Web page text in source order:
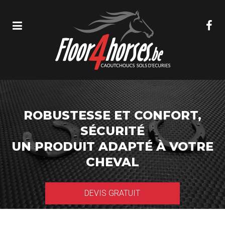
ROBUSTESSE ET CONFORT,
SÉCURITÉ
UN PRODUIT ADAPTÉ À VOTRE
CHEVAL
DEVIS GRATUIT